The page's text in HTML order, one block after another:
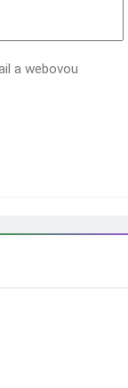
a webovou